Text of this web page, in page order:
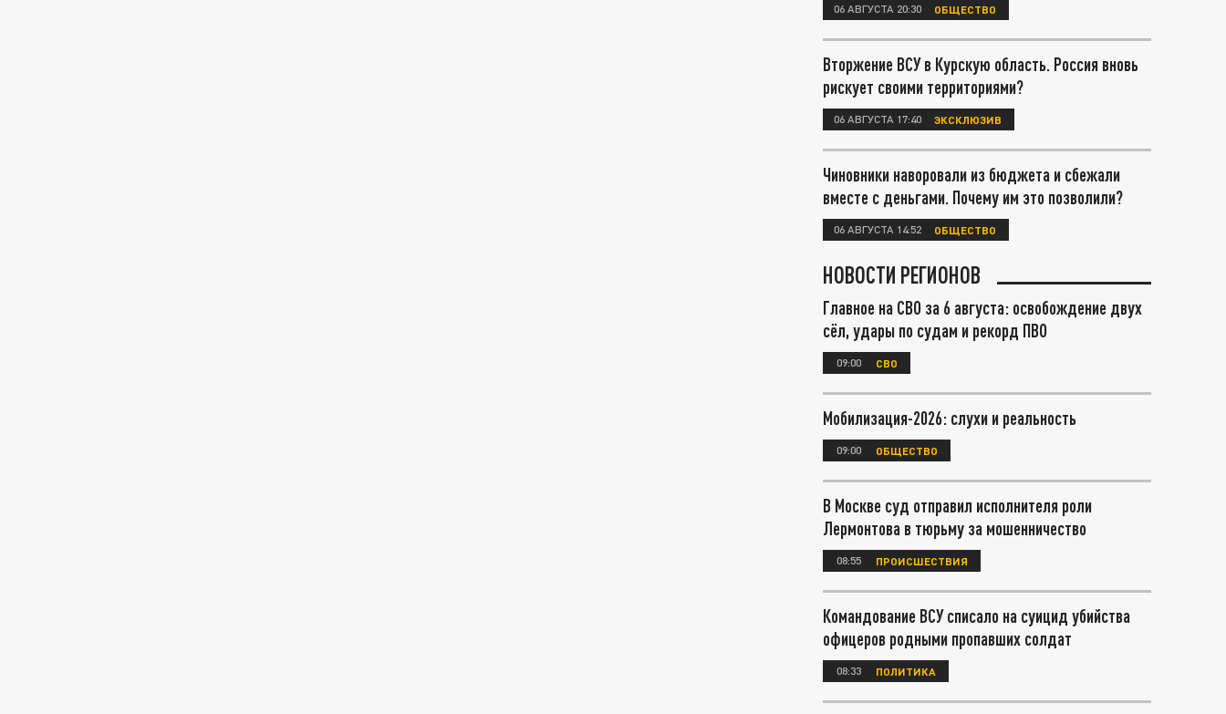
06 АВГУСТА 20:30 ОБЩЕСТВО
Вторжение ВСУ в Курскую область. Россия вновь
рискует своими территориями?
06 АВГУСТА 17:40 ЭКСКЛЮЗИВ
Чиновники наворовали из бюджета и сбежали
вместе с деньгами. Почему им это позволили?
06 АВГУСТА 14:52 ОБЩЕСТВО
НОВОСТИ РЕГИОНОВ
Главное на СВО за 6 августа: освобождение двух
сёл, удары по судам и рекорд ПВО
09:00 СВО
Мобилизация-2026: слухи и реальность
09:00 ОБЩЕСТВО
В Москве суд отправил исполнителя роли
Лермонтова в тюрьму за мошенничество
08:55 ПРОИСШЕСТВИЯ
Командование ВСУ списало на суицид убийства
офицеров родными пропавших солдат
08:33 ПОЛИТИКА